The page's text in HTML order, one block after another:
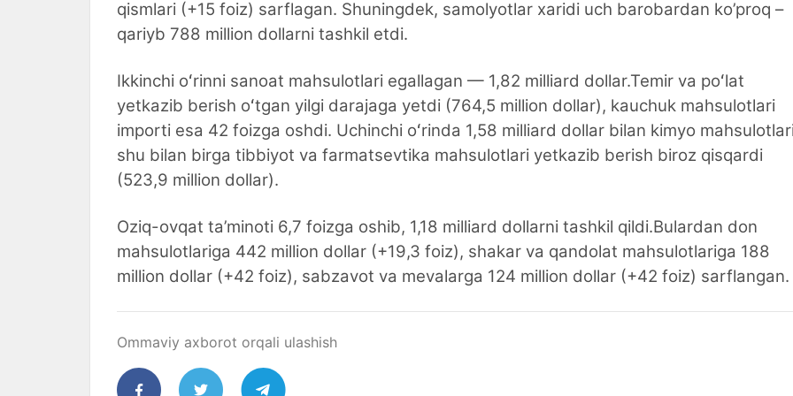
qismlari (+15 foiz) sarflagan. Shuningdek, samolyotlar xaridi uch barobardan ko’proq –
qariyb 788 million dollarni tashkil etdi.
Ikkinchi oʻrinni sanoat mahsulotlari egallagan — 1,82 milliard dollar.Temir va poʻlat
yetkazib berish oʻtgan yilgi darajaga yetdi (764,5 million dollar), kauchuk mahsulotlari
importi esa 42 foizga oshdi. Uchinchi oʻrinda 1,58 milliard dollar bilan kimyo
shu bilan birga tibbiyot va farmatsevtika mahsulotlari yetkazib berish biroz qisqardi
(523,9 million dollar).
Oziq-ovqat ta’minoti 6,7 foizga oshib, 1,18 milliard dollarni tashkil qildi.Bulardan don
mahsulotlariga 442 million dollar (+19,3 foiz), shakar va qandolat mahsulotlariga 188
million dollar (+42 foiz), sabzavot va mevalarga 124 million dollar (+42 foiz) sarflangan.
Ommaviy axborot orqali ulashish